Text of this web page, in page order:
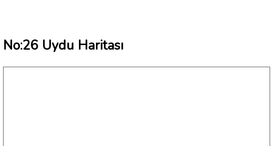
No:26 Uydu Haritası